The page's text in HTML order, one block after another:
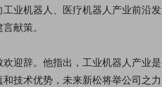
机器人、医疗机器人产业前沿
献策。
迎辞。他指出，工业机器人产业
技术优势，未来新松将举公司之